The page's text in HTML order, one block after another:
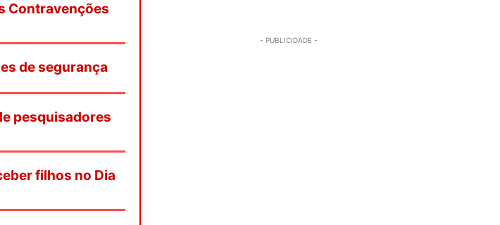
Contravenções
de segurança
pesquisadores
filhos no Dia
- PUBLICIDADE -